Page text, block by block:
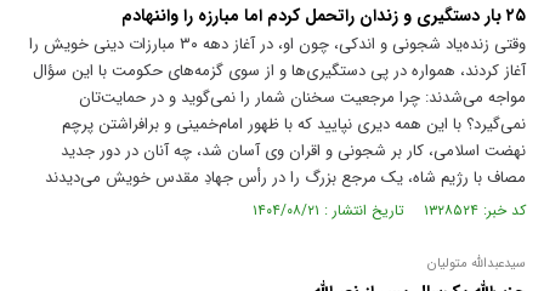
۲۵ بار دستگیری و زندان راتحمل کردم اما مبارزه را واننهادم
وقتی زنده‌یاد شجونی و اندکی، چون او، در آغاز دهه ۳۰ مبارزات دینی خویش را
آغاز کردند، همواره در پی دستگیری‌ها و از سوی گزمه‌های حکومت با این سؤال
مواجه می‌شدند: چرا مرجعیت سخنان شمار را نمی‌گوید و در حمایت‌تان
نمی‌گیرد؟ با این همه دیری نپایید که با ظهور امام‌خمینی و برافراشتن پرچم
نهضت اسلامی، کار بر شجونی و اقران وی آسان شد، چه آنان در دور جدید
مصاف با رژیم شاه، یک مرجع بزرگ را در رأس جهادِ مقدس خویش می‌دیدند
کد خبر: ۱۳۲۸۵۲۴ تاریخ انتشار : ۱۴۰۴/۰۸/۲۱
سیدعبدالله متولیان